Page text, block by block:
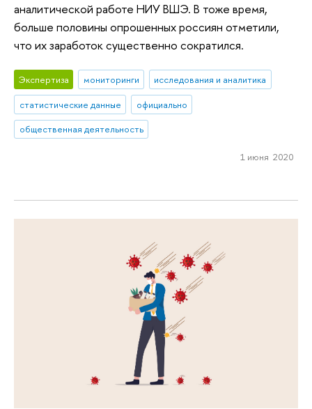
аналитической работе НИУ ВШЭ. В тоже время,
больше половины опрошенных россиян отметили,
что их заработок существенно сократился.
Экспертиза мониторинги
исследования и аналитика
статистические данные
официально
общественная деятельность
1 июня 2020